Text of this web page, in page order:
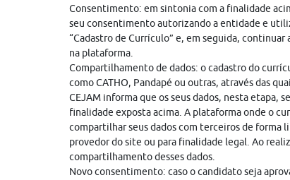
Consentimento: em sintonia com a finalidade
seu consentimento autorizando a entidade e
“Cadastro de Currículo” e, em seguida,
na plataforma.
Compartilhamento de dados: o cadastro do
como CATHO, Pandapé ou outras, através das
CEJAM informa que os seus dados, nesta etapa,
finalidade exposta acima. A plataforma onde o
compartilhar seus dados com terceiros de forma
provedor do site ou para finalidade legal. Ao
compartilhamento desses dados.
Novo consentimento: caso o candidato seja